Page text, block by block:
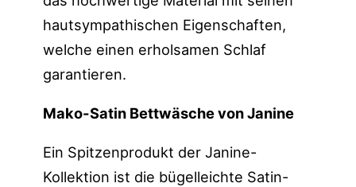
hautsympathischen Eigenschaften,
welche einen erholsamen Schlaf
garantieren.
Mako-Satin Bettwäsche von Janine
Ein Spitzenprodukt der Janine-
Kollektion ist die bügelleichte Satin-